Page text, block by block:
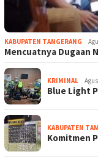
KABUPATEN TANGERANG
Mencuatnya Dugaan
KRIMINAL
Blue Light
KABUPATEN
Komitmen